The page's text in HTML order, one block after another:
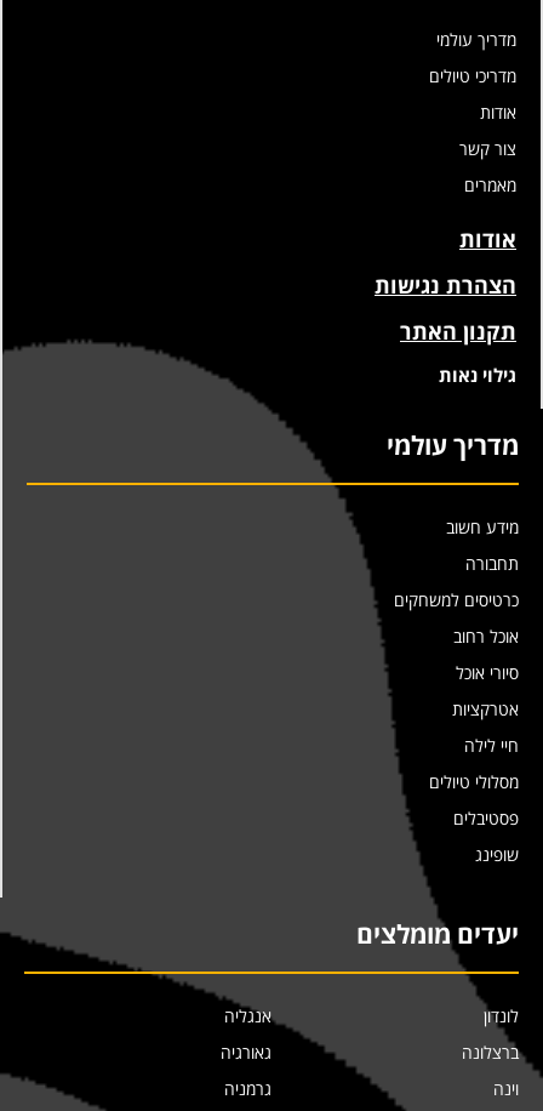
מדריך עולמי
מדריכי טיולים
אודות
צור קשר
מאמרים
אודות
הצהרת נגישות
תקנון האתר
גילוי נאות
מדריך עולמי
מידע חשוב
תחבורה
כרטיסים למשחקים
אוכל רחוב
סיורי אוכל
אטרקציות
חיי לילה
מסלולי טיולים
פסטיבלים
שופינג
יעדים מומלצים
לונדון
ברצלונה
וינה
אנגליה
גאורגיה
גרמניה